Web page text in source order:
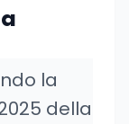
la
della